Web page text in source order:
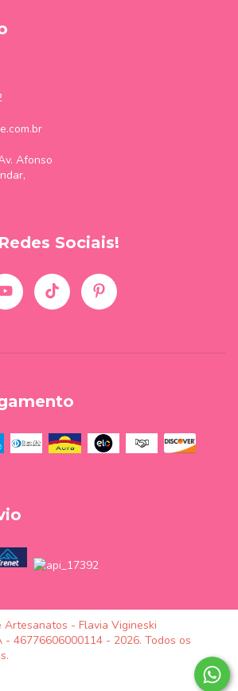
Afonso
Sociais!
Artesanatos - Flavia Vigineski
- 46776606000114 - 2026. Todos os